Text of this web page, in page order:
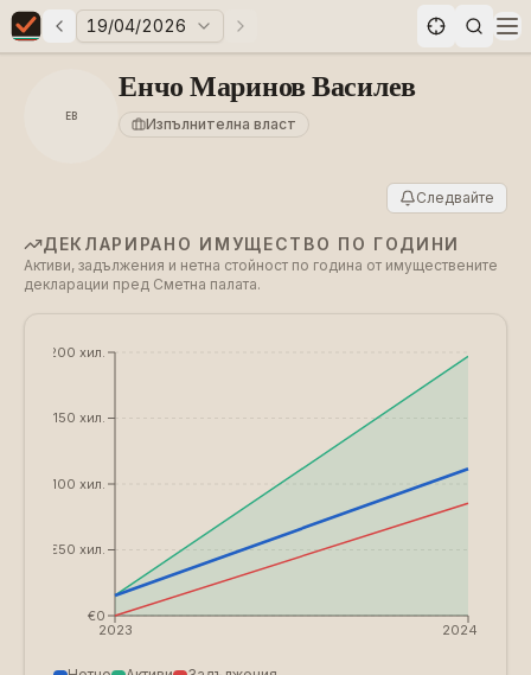
Elections in Bulgaria data statistics
Предни избори
19/04/2026 Следващи избори
ЕВ
Енчо Маринов Василев
Изпълнителна власт
Следвайте
ДЕКЛАРИРАНО ИМУЩЕСТВО ПО ГОДИНИ
Активи, задължения и нетна стойност по година от имуществените
декларации пред Сметна палата.
2023 2024
€0
€50 хил.
€100 хил.
€150 хил.
€200 хил.